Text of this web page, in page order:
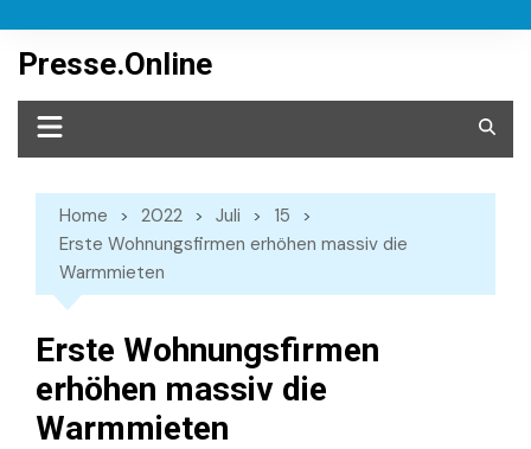
content
Presse.Online
Home 2022 Juli
15
Erste Wohnungsfirmen erhöhen massiv die
Warmmieten
Erste Wohnungsfirmen
erhöhen massiv die
Warmmieten